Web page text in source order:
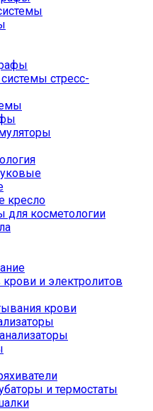
стресс-
кресло
для косметологии
и электролитов
крови
и термостаты